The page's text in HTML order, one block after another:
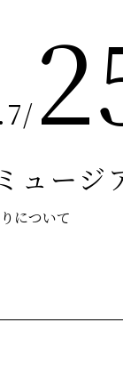
/
ュージ
について